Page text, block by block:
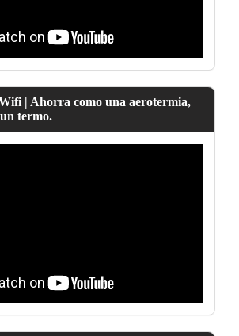
| Ahorra como una aerotermia,
un termo.